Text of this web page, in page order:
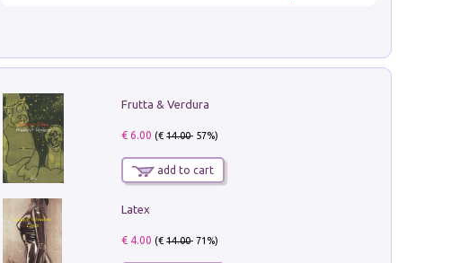
Frutta & Verdura
€ 6.00 (€14.00- 57%)
add to cart
Latex
€ 4.00 (€14.00- 71%)